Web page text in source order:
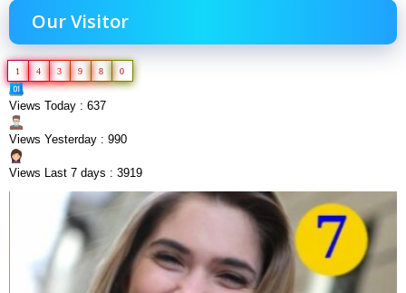
Our Visitor
1 4 3 9 8 0
Views Today : 637
Views Yesterday : 990
Views Last 7 days : 3919